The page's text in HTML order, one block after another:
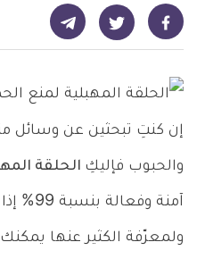
شارك على فيسبوك - ديلي ميديكال انفو شارك على تويتر - ديلي ميديكال انفو شارك على تيليجرام - ديلي ميديكال انفو
إن كنتِ تبحثين عن وسائل
والحبوب فإليكِ الحلقة
آمنة
ولمعرّفة الكثير عنها